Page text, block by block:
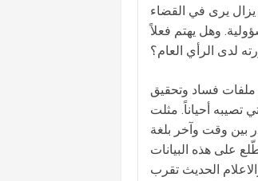
يزال يرى في القضاء
وهل يهتم فعلاً
لدى الرأي العام؟
فساد وتحقيق
تصيبه أحياناً. مثلت
بين وقت وآخر بلغة
على هذه البيانات
الحديث تقرب